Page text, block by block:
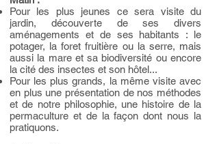
Pour les plus jeunes ce sera visite du
jardin, découverte de ses divers
aménagements et de ses habitants : le
potager, la foret fruitière ou la serre, mais
aussi la mare et sa biodiversité ou encore
la cité des insectes et son hôtel...
Pour les plus grands, la même visite avec
en plus une présentation de nos méthodes
et de notre philosophie, une histoire de la
permaculture et de la façon dont nous la
pratiquons.